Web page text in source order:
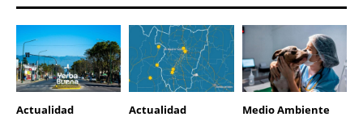
Actualidad Actualidad Medio Ambiente